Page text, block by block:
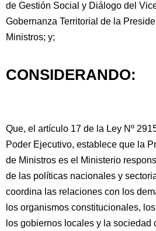
de Gestión Social y Diálogo del
Gobernanza Territorial de la
Ministros; y;
CONSIDERANDO:
Que, el artículo 17 de la Ley Nº
Poder Ejecutivo, establece que la
de Ministros es el Ministerio
de las políticas nacionales y
coordina las relaciones con los
los organismos constitucionales,
los gobiernos locales y la sociedad